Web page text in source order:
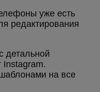
уже есть
редактирования
детальной
Instagram.
на все